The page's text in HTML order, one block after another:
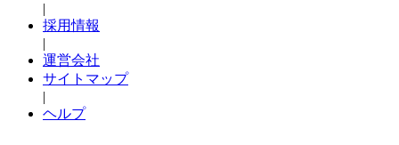
|
採用情報
|
運営会社
サイトマップ
|
ヘルプ